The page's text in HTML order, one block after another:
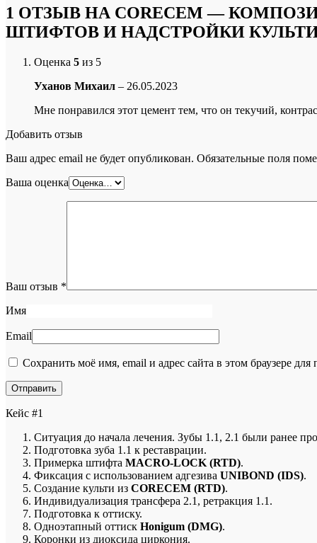
1 ОТЗЫВ НА CORECEM —
ШТИФТОВ И НАДСТРОЙКИ
Оценка 5 из 5
Уханов Михаил – 26.05.2023
Мне понравился этот цемент тем, что он текучий,
Добавить отзыв
Ваш адрес email не будет опубликован. Обязательные поля
Ваша оценка
Ваш отзыв *
Имя
Email
Сохранить моё имя, email и адрес сайта в этом браузере
Кейс #1
Ситуация до начала лечения. Зубы 1.1, 2.1 были ранее
Подготовка зуба 1.1 к реставрации.
Примерка штифта MACRO-LOCK (RTD).
Фиксация с использованием адгезива UNIBOND (IDS).
Создание культи из CORECEM (RTD).
Индивидуализация трансфера 2.1, ретракция 1.1.
Подготовка к оттиску.
Одноэтапный оттиск Honigum (DMG).
Коронки из диоксида циркония.